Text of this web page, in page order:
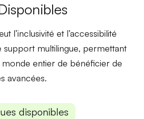
l’inclusivité et l’accessibilité
support multilingue, permettant
monde entier de bénéficier de
avancées.
disponibles